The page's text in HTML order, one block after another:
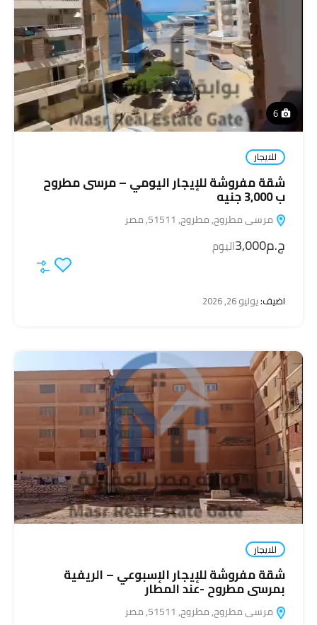
6
للايجار
شقة مفروشة للإيجار اليومي – مرسى مطروح
ب 3,000 جنيه
مرسى مطروح, مطروح, 51511, مصر
ج.م3,000 اليوم
اضيف:يوليو 26, 2026
للايجار
شقة مفروشة للإيجار الإسبوعي – الريفية
بمرسى مطروح -عند المطار
مرسى مطروح, مطروح, 51511, مصر